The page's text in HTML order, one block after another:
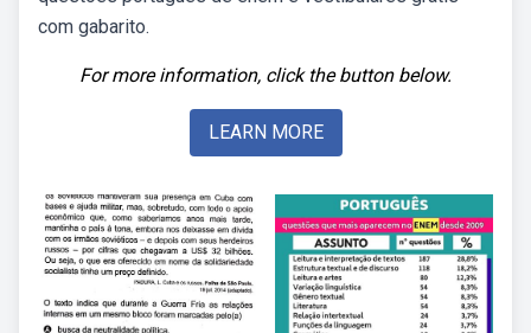
com gabarito.
For more information, click the button below.
LEARN MORE